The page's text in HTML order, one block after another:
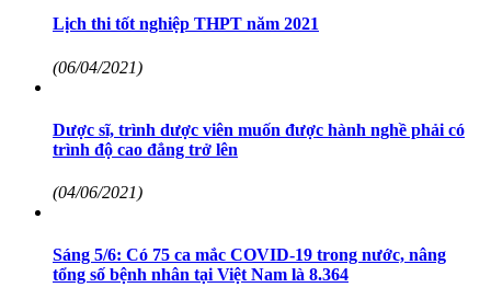
Lịch thi tốt nghiệp THPT năm 2021
(06/04/2021)
Dược sĩ, trình dược viên muốn được hành nghề phải có
trình độ cao đẳng trở lên
(04/06/2021)
Sáng 5/6: Có 75 ca mắc COVID-19 trong nước, nâng
tổng số bệnh nhân tại Việt Nam là 8.364